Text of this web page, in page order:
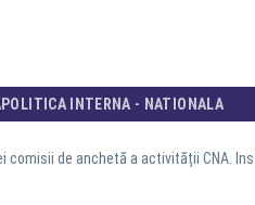
POLITICA INTERNA - NATIONALA
comisii de anchetă a activității CNA.